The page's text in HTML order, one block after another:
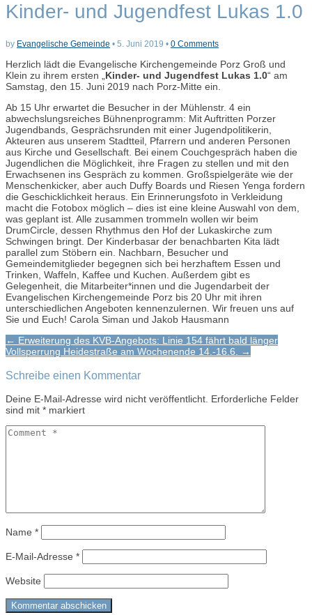
Kinder- und Jugendfest Lukas 1.0
by Evangelische Gemeinde • 5. Juni 2019 • 0 Comments
Herzlich lädt die Evangelische Kirchengemeinde Porz Groß und
Klein zu ihrem ersten „Kinder- und Jugendfest Lukas 1.0“ am
Samstag, den 15. Juni 2019 nach Porz-Mitte ein.
Ab 15 Uhr erwartet die Besucher in der Mühlenstr. 4 ein
abwechslungsreiches Bühnenprogramm: Mit Auftritten Porzer
Jugendbands, Gesprächsrunden mit einer Jugendpolitikerin,
Akteuren aus unserem Stadtteil, Pfarrern und anderen Personen
aus Kirche und Gesellschaft. Bei einem Couchgespräch haben die
Jugendlichen die Möglichkeit, ihre Fragen zu stellen und mit den
Erwachsenen ins Gespräch zu kommen. Großspielgeräte wie der
Menschenkicker, aber auch Duffy Boards und Riesen Yenga fordern
die Geschicklichkeit heraus. Ein Erinnerungsfoto in Verkleidung
macht die Fotobox möglich – dies ist eine kleine Auswahl von dem,
was geplant ist. Alle zusammen trommeln wollen wir beim
DrumCircle, dessen Rhythmus den Hof der Lukaskirche zum
Schwingen bringt. Der Kinderbasar der benachbarten Kita lädt
parallel zum Stöbern ein. Nachbarn, Besucher und
Gemeindemitglieder begegnen sich bei herzhaftem Essen und
Trinken, Waffeln, Kaffee und Kuchen. Außerdem gibt es
Gelegenheit, die Mitarbeiter*innen und die Jugendarbeit der
Evangelischen Kirchengemeinde Porz bis 20 Uhr mit ihren
unterschiedlichen Angeboten kennenzulernen. Wir freuen uns auf
Sie und Euch! Carola Siman und Jakob Hausmann
Post
navigation
← Erweiterung des KVB-Angebots: Linie 154 fährt bald länger
Vollsperrung Heidestraße am Wochenende 14.-16.6. →
Schreibe einen Kommentar
Deine E-Mail-Adresse wird nicht veröffentlicht. Erforderliche Felder
sind mit * markiert
Name *
E-Mail-Adresse *
Website